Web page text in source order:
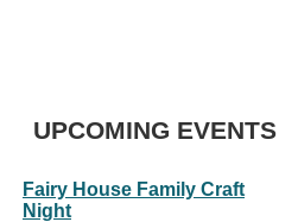
UPCOMING EVENTS
Fairy House Family Craft
Night